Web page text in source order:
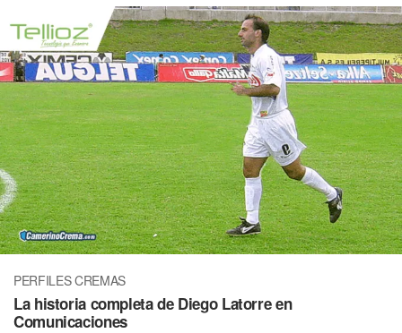
PERFILES CREMAS
La historia completa de Diego Latorre en
Comunicaciones